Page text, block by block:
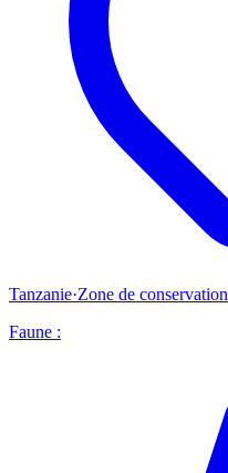
Tanzanie·Zone de conservation
Faune :